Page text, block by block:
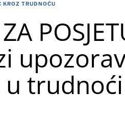
KROZ TRUDNOĆU
u